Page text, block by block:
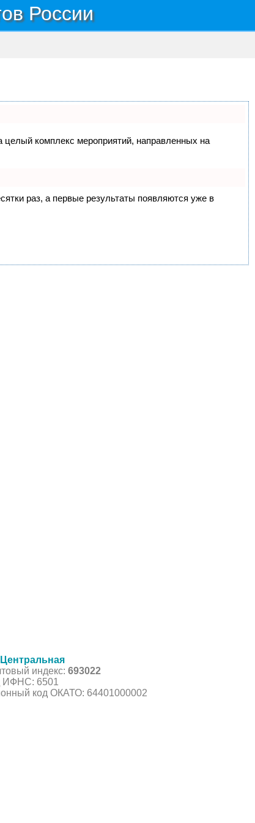
России
целый комплекс мероприятий, направленных на
раз, а первые результаты появляются уже в
индекс: 693022
ИФНС: 6501
код ОКАТО: 64401000002